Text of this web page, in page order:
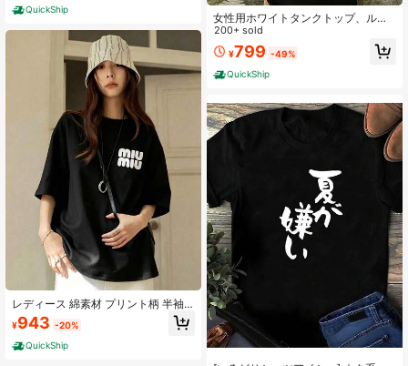
QuickShip
レディース 綿素材 プリント柄 半袖 T
シャツ クルーネック カジュアル 柔
らか肌触り 通気性良好 夏新作 普段
着 通勤着 おしゃれデイリーカジュア
ルトップス
¥943 -20%
QuickShip
女性用ホワイトタンクトップ、ルー
ズフィット、ユニークなスパイシー
スウィートデザイン、ノースリーブT
シャツ、夏カジュアル
200+ sold
¥799 -49%
QuickShip